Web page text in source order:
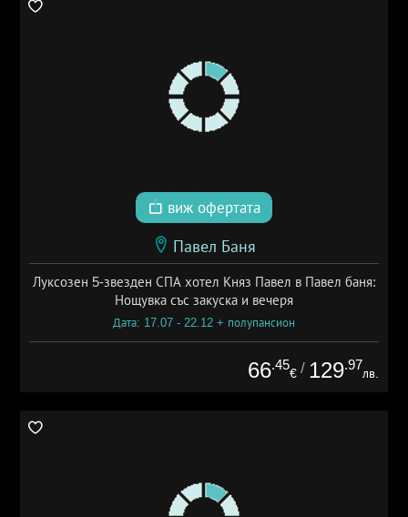
виж офертата
Павел Баня
Луксозен 5-звезден СПА хотел Княз Павел в Павел баня:
Нощувка със закуска и вечеря
Дата: 17.07 - 22.12 + полупансион
66.45
€ / 129.97
лв.